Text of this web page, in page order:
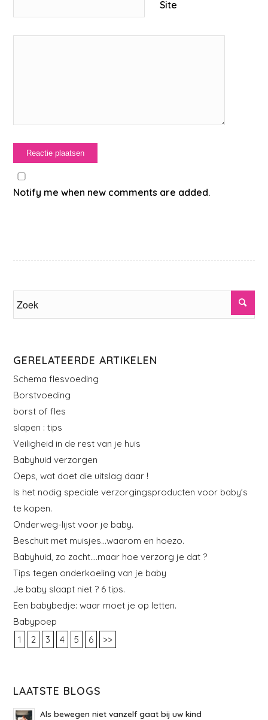
Site
Notify me when new comments are added.
GERELATEERDE ARTIKELEN
Schema flesvoeding
Borstvoeding
borst of fles
slapen : tips
Veiligheid in de rest van je huis
Babyhuid verzorgen
Oeps, wat doet die uitslag daar !
Is het nodig speciale verzorgingsproducten voor baby’s
te kopen.
Onderweg-lijst voor je baby.
Beschuit met muisjes…waarom en hoezo.
Babyhuid, zo zacht….maar hoe verzorg je dat ?
Tips tegen onderkoeling van je baby
Je baby slaapt niet ? 6 tips.
Een babybedje: waar moet je op letten.
Babypoep
1
2 3 4 5 6 >>
LAATSTE BLOGS
Als bewegen niet vanzelf gaat bij uw kind